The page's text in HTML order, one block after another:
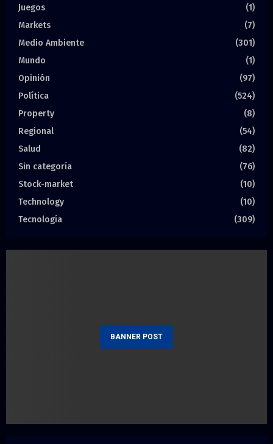
Juegos
(1)
Markets
(7)
Medio Ambiente
(301)
Mundo
(1)
Opinión
(97)
Política
(524)
Property
(8)
Regional
(54)
Salud
(82)
Sin categoría
(76)
Stock-market
(10)
Technology
(10)
Tecnología
(309)
BANNER POST